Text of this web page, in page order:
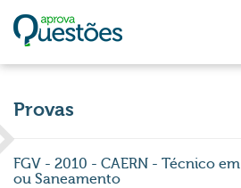
Provas
FGV - 2010 - CAERN - Técnico
ou Saneamento